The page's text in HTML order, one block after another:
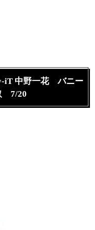
iT 中野一花 バニー
7/20